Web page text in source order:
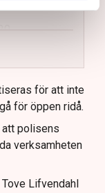
polis
det gäller
för att inte
för öppen ridå.
att polisens
verksamheten
Lifvendahl